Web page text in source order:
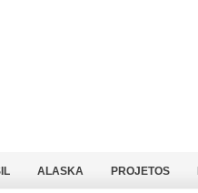
ALASKA PROJETOS